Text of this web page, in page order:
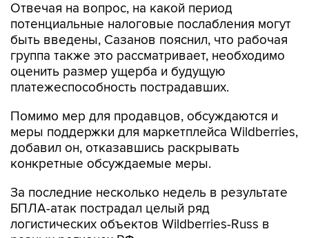
Отвечая на вопрос, на какой период
потенциальные налоговые послабления могут
быть введены, Сазанов пояснил, что рабочая
группа также это рассматривает, необходимо
оценить размер ущерба и будущую
платежеспособность пострадавших.
Помимо мер для продавцов, обсуждаются и
меры поддержки для маркетплейса Wildberries,
добавил он, отказавшись раскрывать
конкретные обсуждаемые меры.
За последние несколько недель в результате
БПЛА-атак пострадал целый ряд
логистических объектов Wildberries-Russ в